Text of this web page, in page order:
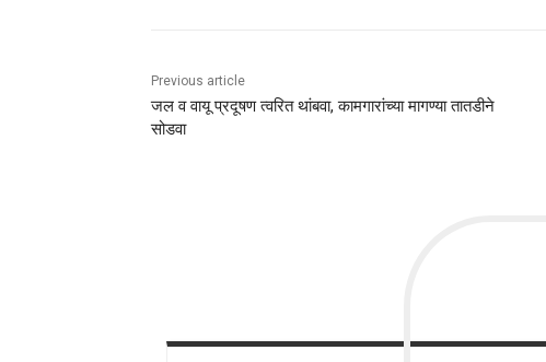
Previous article
जल व वायू प्रदूषण त्वरित थांबवा, कामगारांच्या मागण्या तातडीने
सोडवा